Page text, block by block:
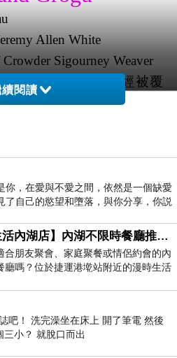
Allen White
Sigourney Weaver
描述邪惡的帝國已經被覆
銀河系各處。新生的新共
賈林和他的年輕學徒格羅
絲，美劇播了好幾季，一
，認真看了一下原來是電
拍攝電影版，由於勞資糾
期，盧卡斯影業重新評估
並決定優先製作電影，才
發生在《星際大戰：絕地
年後，曼達洛人受到雪歌
指派前往賈巴赫特的母
的賈巴之子羅塔赫特，以
閱讀
你，在愛與不愛之間，依然是一個缺愛
了自己的慾望和墮落，與你分享，你説
【漫時生活內湖店】內湖不限時餐廳推薦｜捷運港墘站美食，聚餐、約會、家庭聚會首選，正餐甜點一次滿足
合朋友聚會、家庭聚餐或情侶約會的內
廳嗎？位於捷運港墘站附近的漫時生活
捷運站步行約4分鐘即可抵
吧！ 洗完澡坐在床上 開了筆電 然後
小？ 就脫口而出